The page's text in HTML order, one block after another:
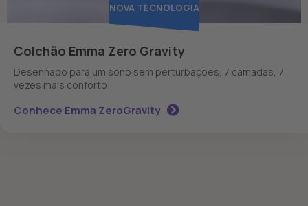
NOVA TECNOLOGIA
Colchão Emma Zero Gravity
Desenhado para um sono sem perturbações, 7 camadas, 7
vezes mais conforto!
Conhece Emma ZeroGravity